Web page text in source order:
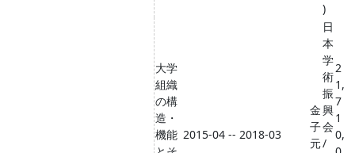
)
大学
組織
の構
造・
機能 2015-04 -- 2018-03
金
子
元
日
本
学
術
振
興
会
/
2
1,
7
1
0,